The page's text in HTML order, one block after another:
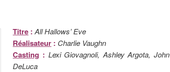
Titre : All Hallows’ Eve
Réalisateur : Charlie Vaughn
Casting : Lexi Giovagnoli, Ashley Argota, John
DeLuca